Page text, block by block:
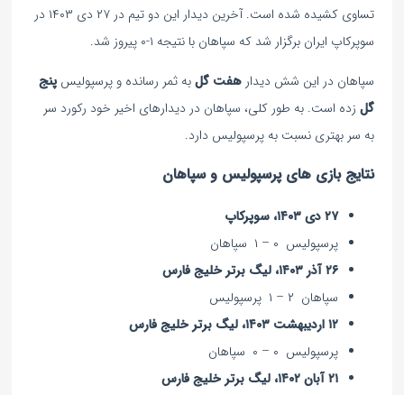
تساوی کشیده شده است. آخرین دیدار این دو تیم در ۲۷ دی ۱۴۰۳ در
سوپرکاپ ایران برگزار شد که سپاهان با نتیجه ۱-۰ پیروز شد.
سپاهان در این شش دیدارهفت گلبه ثمر رسانده و پرسپولیس پنج
گل زده است. به طور کلی، سپاهان در دیدارهای اخیر خود رکورد سر
به سر بهتری نسبت به پرسپولیس دارد.
نتایج بازی های پرسپولیس و سپاهان
۲۷ دی ۱۴۰۳، سوپرکاپ
پرسپولیس ۰ – ۱ سپاهان
۲۶ آذر ۱۴۰۳، لیگ برتر خلیج فارس
سپاهان ۲ – ۱ پرسپولیس
۱۲ اردیبهشت ۱۴۰۳، لیگ برتر خلیج فارس
پرسپولیس ۰ – ۰ سپاهان
۲۱ آبان ۱۴۰۲، لیگ برتر خلیج فارس